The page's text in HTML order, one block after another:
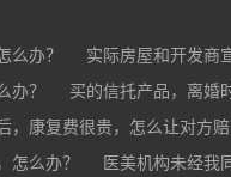
么办？ 实际房屋和开发商
买的房子有问题怎么办？
办？ 买的信托产品，离婚
分？
，康复费很贵，怎么让对方赔
车祸导致人死亡，怎么办？
怎么办？ 医美机构未经我